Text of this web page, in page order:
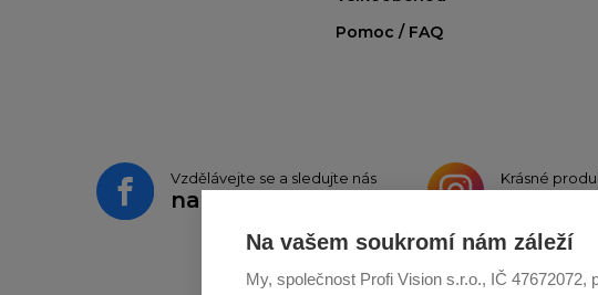
Na vašem soukromí nám záleží
My, společnost Profi Vision s.r.o., IČ
Pomoc / FAQ
Vzdělávejte se a sledujte nás
na
Krásné